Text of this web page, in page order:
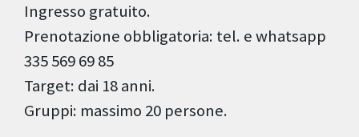
Ingresso gratuito.
Prenotazione obbligatoria: tel. e whatsapp
335 569 69 85
Target: dai 18 anni.
Gruppi: massimo 20 persone.